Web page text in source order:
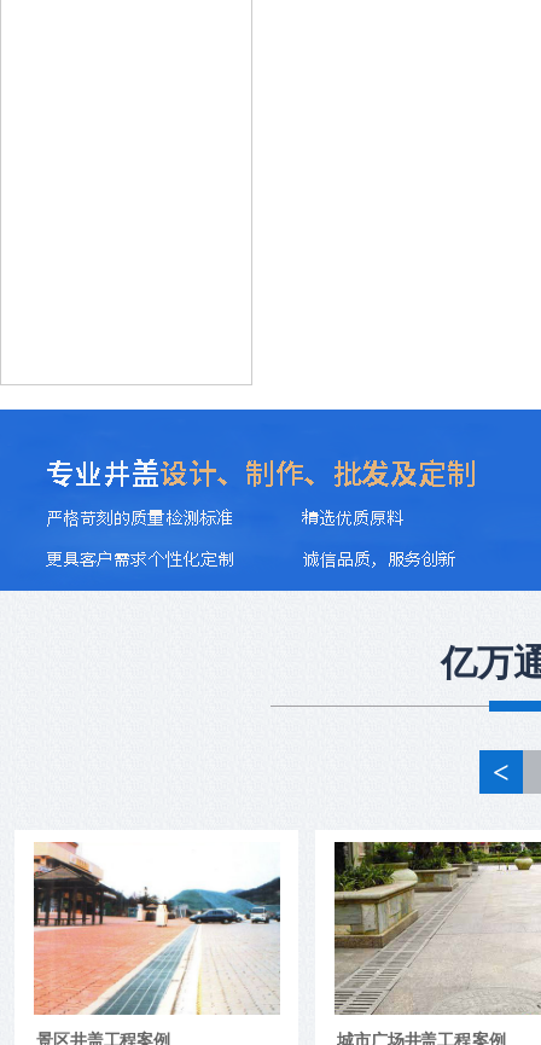
亿万
<
景区井盖工程案例 城市广场井盖工程案例
井盖模具必须具备六大性能
1、耐蚀性有些井盖模具如塑料模在工作
时，由于塑料中存在氯、氟等元素，受热后
分解析出HCI、HF等强侵蚀性气体，侵蚀模
具型腔表面，加大其表面粗糙度，加剧磨损